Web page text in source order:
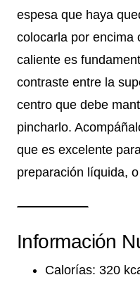
espesa que haya
colocarla por encima
caliente es
contraste entre la
centro que debe
pincharlo.
que es excelente
preparación líquida,
Información
Calorías: 320